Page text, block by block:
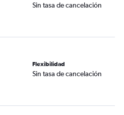
Sin tasa de cancelación
Flexibilidad
Sin tasa de cancelación